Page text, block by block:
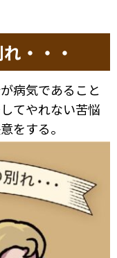
・・・
病気であること
てやれない苦悩
をする。